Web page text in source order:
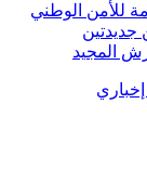
للأمن الوطني
جديدتين